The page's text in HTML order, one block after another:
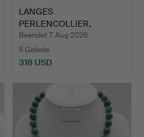
LANGES
PERLENCOLLIER,
SÜSSWASSERZUCHTPER
LE…
Beendet 7. Aug 2026
5 Gebote
318 USD